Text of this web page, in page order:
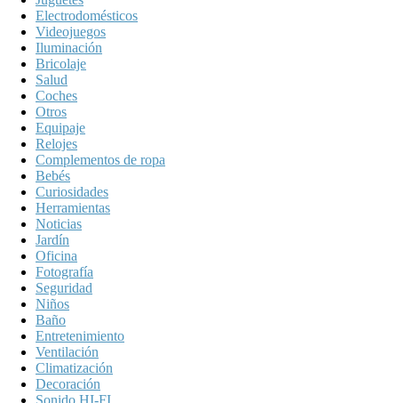
Electrodomésticos
Videojuegos
Iluminación
Bricolaje
Salud
Coches
Otros
Equipaje
Relojes
Complementos de ropa
Bebés
Curiosidades
Herramientas
Noticias
Jardín
Oficina
Fotografía
Seguridad
Niños
Baño
Entretenimiento
Ventilación
Climatización
Decoración
Sonido HI-FI